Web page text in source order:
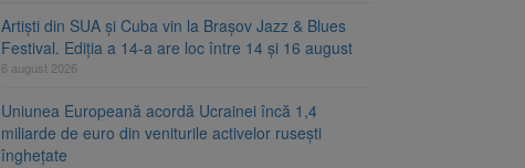
Artiști din SUA și Cuba vin la Brașov Jazz & Blues
Festival. Ediția a 14-a are loc între 14 și 16 august
6 august 2026
Uniunea Europeană acordă Ucrainei încă 1,4
miliarde de euro din veniturile activelor rusești
înghețate